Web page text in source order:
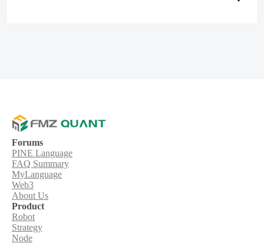
Forums
PINE Language
FAQ Summary
MyLanguage
Web3
About Us
Product
Robot
Strategy
Node